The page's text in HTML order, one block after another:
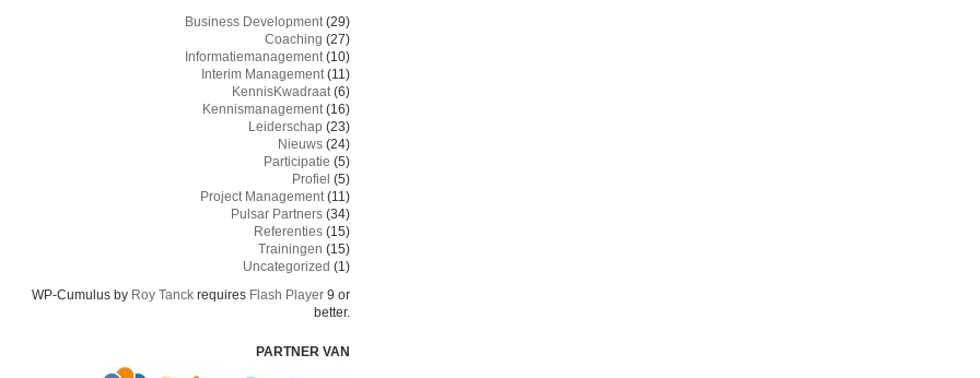
Business Development(29)
Coaching (27)
Informatiemanagement(10)
Interim Management(11)
KennisKwadraat(6)
Kennismanagement(16)
Leiderschap (23)
Nieuws (24)
Participatie (5)
Profiel (5)
Project Management(11)
Pulsar Partners (34)
Referenties (15)
Trainingen (15)
Uncategorized (1)
WP-Cumulus by Roy Tanck requires Flash Player 9 or
better.
PARTNER VAN